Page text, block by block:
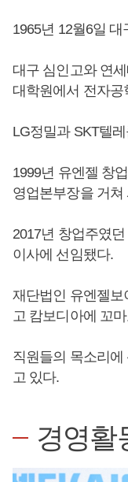
1965년 12월6일
대구 심인고와 연
대학원에서 전자
LG정밀과 SKT텔
1999년 유엔젤 창
영업본부장을 거
2017년 창업주였
이사에 선임됐다.
재단법인 유엔젤보
고 캄보디아에 꼬
직원들의 목소리에
고 있다.
경영활